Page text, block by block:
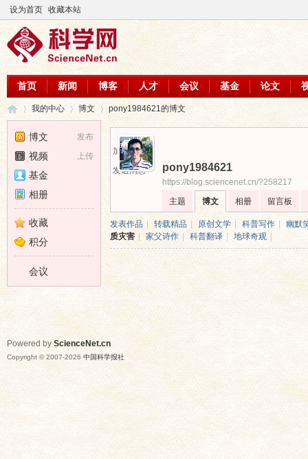
设为首页 收藏本站
首页 新闻 博客 人才 会议 基金 论文
›
我的中心 博文 pony1984621的博文
加为好友
发送消息
pony1984621
https://blog.sciencenet.cn/?258217
主题
博文 相册 留言板
发表作品 转载精品 原创文学 科普写作
幽默
质灾害
家父诗作 科普翻译 地球奇观
发布
博文
上传
视频
基金
相册
收藏
积分
会议
Powered by ScienceNet.cn
Copyright © 2007-2026 中国科学报社